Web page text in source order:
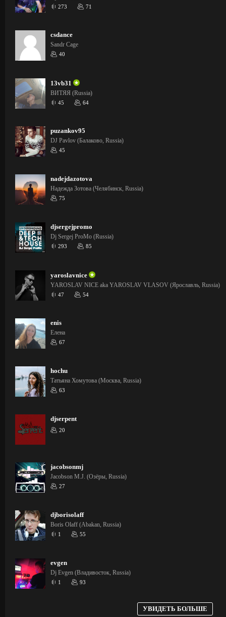
273 71
csdance
Sandr Cage
40
13vb31
ВИТЯЯ (Russia)
45 64
puzankov95
DJ Pavlov (Балаково, Russia)
45
nadejdazotova
Надежда Зотова (Челябинск, Russia)
75
djsergejpromo
Dj Sergej ProMo (Russia)
293 85
yaroslavnice
YAROSLAV NICE aka YAROSLAV VLASOV (Ярославль, Russia)
47 54
enis
Елена
67
hochu
Татьяна Хомутова (Москва, Russia)
63
djserpent
20
jacobsonmj
Jacobson M.J. (Озёры, Russia)
27
djborisolaff
Boris Olaff (Abakan, Russia)
1 55
evgen
Dj Evgen (Владивосток, Russia)
1 93
УВИДЕТЬ БОЛЬШЕ